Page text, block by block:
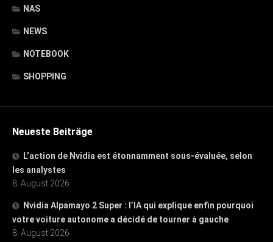
NAS
NEWS
NOTEBOOK
SHOPPING
Neueste Beiträge
L’action de Nvidia est étonnamment sous-évaluée, selon
les analystes
8. August 2026
Nvidia Alpamayo 2 Super : l’IA qui explique enfin pourquoi
votre voiture autonome a décidé de tourner à gauche
8. August 2026